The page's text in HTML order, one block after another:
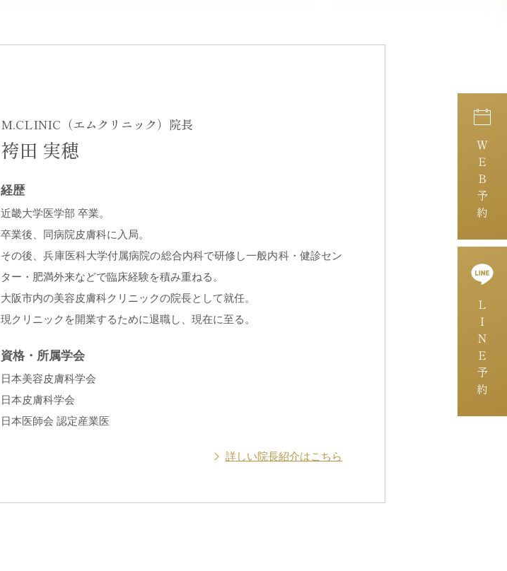
ＷＥＢ予約
ＬＩＮＥ予約
M.CLINIC（エムクリニック）院長
袴田 実穂
経歴
近畿大学医学部 卒業。
卒業後、同病院皮膚科に入局。
その後、兵庫医科大学付属病院の総合内科で研修し一般内科・健診セン
ター・肥満外来などで臨床経験を積み重ねる。
大阪市内の美容皮膚科クリニックの院長として就任。
現クリニックを開業するために退職し、現在に至る。
資格・所属学会
日本美容皮膚科学会
日本皮膚科学会
日本医師会 認定産業医
詳しい院長紹介はこちら